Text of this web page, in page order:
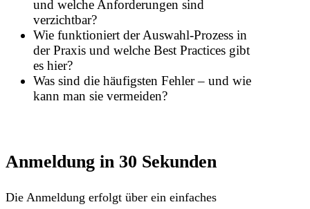
und welche Anforderungen sind
verzichtbar?
Wie funktioniert der Auswahl-Prozess in
der Praxis und welche Best Practices gibt
es hier?
Was sind die häufigsten Fehler – und wie
kann man sie vermeiden?
Anmeldung in 30 Sekunden
Die Anmeldung erfolgt über ein einfaches